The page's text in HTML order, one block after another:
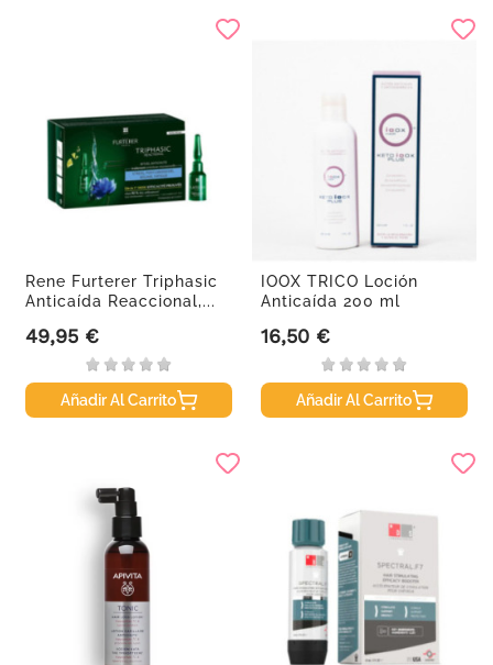
Rene Furterer Triphasic
Anticaída Reaccional,...
Precio
49,95 €
Añadir Al Carrito
IOOX TRICO Loción
Anticaída 200 ml
Precio
16,50 €
Añadir Al Carrito